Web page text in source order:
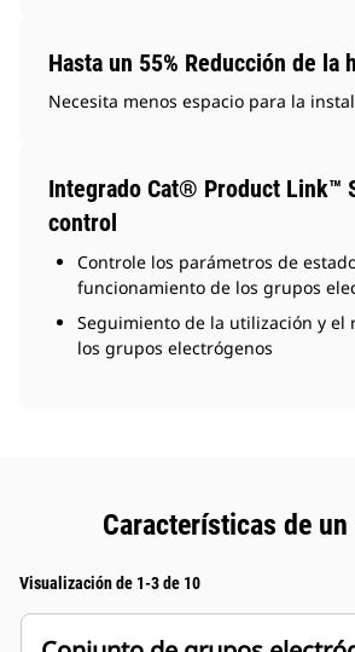
Hasta un 55% Reducción de la
Necesita menos espacio para la
Integrado Cat® Product Link™
control
Controle los parámetros de
funcionamiento de los grupos
Seguimiento de la utilización y el
los grupos electrógenos
Características de
Visualización de 1-3 de 10